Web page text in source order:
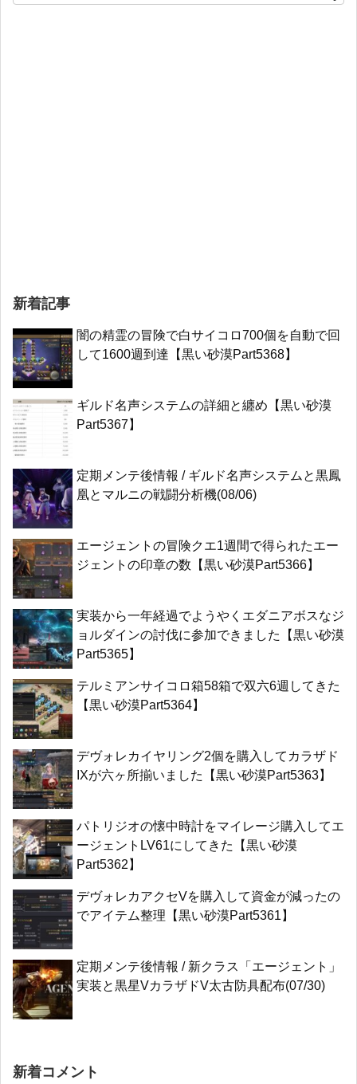
新着記事
闇の精霊の冒険で白サイコロ700個を自動で回
して1600週到達【黒い砂漠Part5368】
ギルド名声システムの詳細と纏め【黒い砂漠
Part5367】
定期メンテ後情報 / ギルド名声システムと黒鳳
凰とマルニの戦闘分析機(08/06)
エージェントの冒険クエ1週間で得られたエー
ジェントの印章の数【黒い砂漠Part5366】
実装から一年経過でようやくエダニアボスなジ
ョルダインの討伐に参加できました【黒い砂漠
Part5365】
テルミアンサイコロ箱58箱で双六6週してきた
【黒い砂漠Part5364】
デヴォレカイヤリング2個を購入してカラザド
IXが六ヶ所揃いました【黒い砂漠Part5363】
パトリジオの懐中時計をマイレージ購入してエ
ージェントLV61にしてきた【黒い砂漠
Part5362】
デヴォレカアクセVを購入して資金が減ったの
でアイテム整理【黒い砂漠Part5361】
定期メンテ後情報 / 新クラス「エージェント」
実装と黒星VカラザドV太古防具配布(07/30)
新着コメント